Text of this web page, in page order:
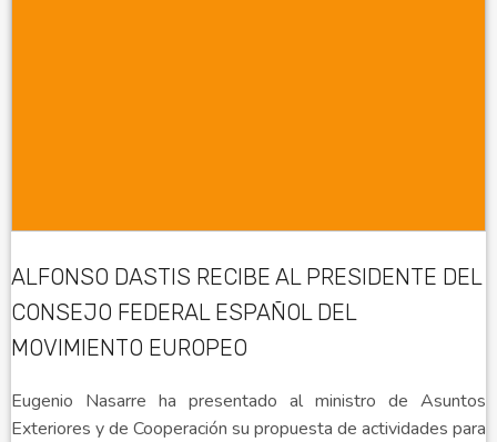
ALFONSO DASTIS RECIBE AL PRESIDENTE DEL
CONSEJO FEDERAL ESPAÑOL DEL
MOVIMIENTO EUROPEO
Eugenio Nasarre ha presentado al ministro de Asuntos
Exteriores y de Cooperación su propuesta de actividades para